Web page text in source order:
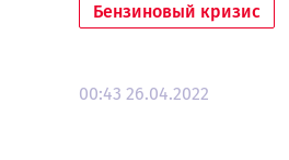
Бензиновый кризис
00:43 26.04.2022